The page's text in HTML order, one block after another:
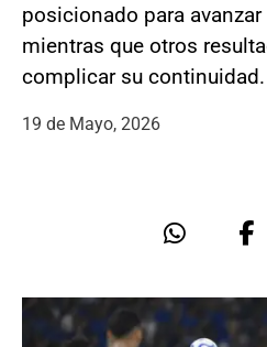
posicionado para
mientras que otros
complicar su continuidad.
19 de Mayo, 2026